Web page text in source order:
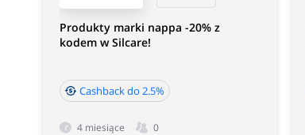
Produkty marki nappa -20% z
kodem w Silcare!
Cashback do 2.5%
4 miesiące 0